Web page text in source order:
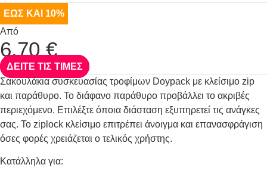
ΕΩΣ ΚΑΙ 10%
Από
6,70 €
ΔΕΙΤΕ ΤΙΣ ΤΙΜΕΣ
Σακουλάκια συσκευασίας τροφίμων Doypack με κλείσιμο zip
και παράθυρο. Το διάφανο παράθυρο προβάλλει το ακριβές
περιεχόμενο. Επιλέξτε όποια διάσταση εξυπηρετεί τις ανάγκες
σας. Το ziplock κλείσιμο επιτρέπει άνοιγμα και επανασφράγιση
όσες φορές χρειάζεται ο τελικός χρήστης.
Κατάλληλα για: